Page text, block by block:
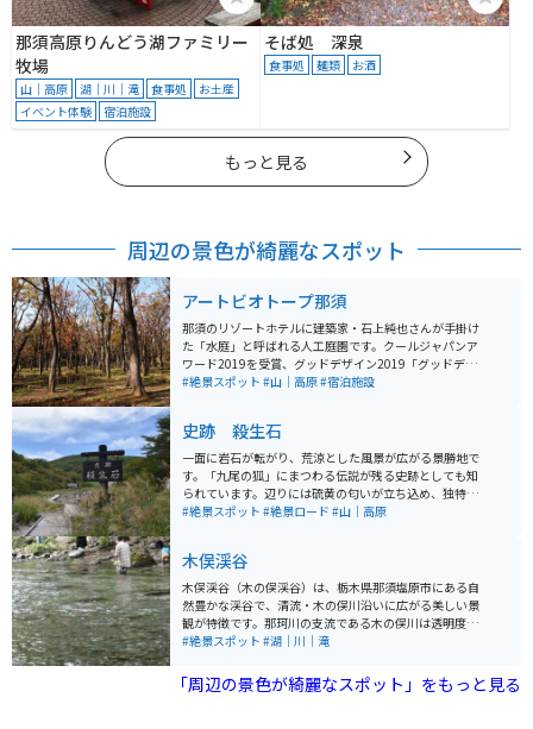
那須高原りんどう湖ファミリー
牧場
山｜高原 湖｜川｜滝 食事処
お土産
イベント体験
宿泊施設
そば処 深泉
食事処 麺類 お酒
もっと見る
周辺の景色が綺麗なスポット
アートビオトープ那須
那須のリゾートホテルに建築家・石上純也さんが手掛け
た「水庭」と呼ばれる人工庭園です。クールジャパンア
ワード2019を受賞、グッドデザイン2019「グッドデザ
イン・ベスト100」に選出されるなど多くの賞を獲得し
#絶景スポット #山｜高原#宿泊施設
史跡 殺生石
一面に岩石が転がり、荒涼とした風景が広がる景勝地で
す。「九尾の狐」にまつわる伝説が残る史跡としても知
られています。辺りには硫黄の匂いが立ち込め、独特の
雰囲気を醸し出しています。 整備された遊歩道は那須高
っています。
#絶景スポット #絶景ロード #山｜高原
木俣渓谷
木俣渓谷（木の俣渓谷）は、栃木県那須塩原市にある自
然豊かな渓谷で、清流・木の俣川沿いに広がる美しい景
観が特徴です。那珂川の支流である木の俣川は透明度が
高く、特にエメラルドグリーンの清らかな水が印象的
渓谷には巨岩吊橋があり、周辺の散策コースを楽しむこ
とができます。また、オオバヤナギの群生地があり、春
#絶景スポット #湖｜川｜滝
「周辺の景色が綺麗なスポット」をもっと見る